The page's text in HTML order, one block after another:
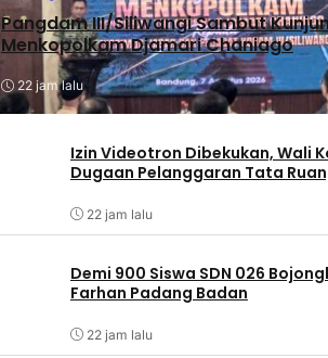
Pangdam III/Siliwangi Sambut
Menkopolkam Djamari Chaniago
22 jam lalu
Izin Videotron Dibekukan, Wali
Dugaan Pelanggaran Tata
22 jam lalu
Demi 900 Siswa SDN 026
Farhan Padang Badan
22 jam lalu